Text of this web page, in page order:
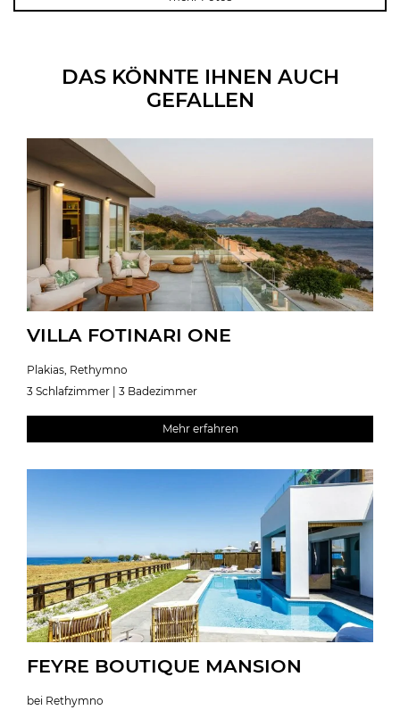
DAS KÖNNTE IHNEN AUCH
GEFALLEN
VILLA FOTINARI ONE
Plakias, Rethymno
3 Schlafzimmer | 3 Badezimmer
Mehr erfahren
FEYRE BOUTIQUE MANSION
bei Rethymno